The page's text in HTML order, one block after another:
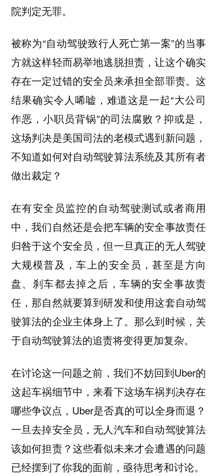
院判定无罪。
被称为“自动驾驶致行人死亡第一案”的当事
方就这样轻而易举地逃脱担责，让这个确实
存在一定过错的安全员来承担全部罪责。这
结果确实令人唏嘘，难道这是一起“大公司
作恶，小职员背锅”的司法腐败？抑或是，
这场判决是美国司法的老模式遇到新问题，
不知道如何对自动驾驶算法系统及其所有者
做出裁定？
在有安全员监控的自动驾驶测试或者商用
中，我们自然还是会把车辆的安全事故责任
归咎于这个安全员，但一旦真正的无人驾驶
大规模普及，车上的安全员，甚至是方向
盘、刹车都去掉之后，车辆的安全事故责
任，那自然就要算到研发和使用这套自动驾
驶算法的企业主体身上了。那么到时候，关
于自动驾驶算法的追责将变得更加复杂。
在讨论这一问题之前，我们不妨回到Uber的
这起车祸细节中，来看下这场车祸判决存在
哪些争议点，Uber是否真的可以全身而退？
一旦去掉安全员，无人汽车和自动驾驶算法
该如何担责？这些看似未来才会遭遇的问题
已经摆到了你我的面前，亟待思考和讨论。